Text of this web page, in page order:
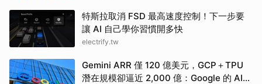
特斯拉取消 FSD 最高速度控制！下一步要
讓 AI 自己學你習慣開多快
electrify.tw
Gemini ARR 僅 120 億美元，GCP＋TPU
潛在規模卻逼近 2,000 億：Google 的 AI